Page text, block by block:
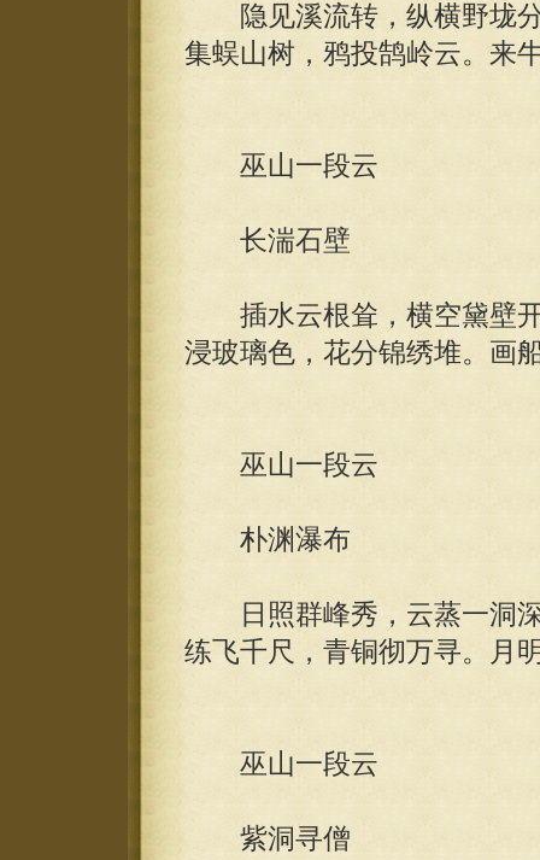
隐见溪流转，纵横野垅分
集蜈山树，鸦投鹄岭云。来
巫山一段云
长湍石壁
插水云根耸，横空黛壁开
浸玻璃色，花分锦绣堆。画
巫山一段云
朴渊瀑布
日照群峰秀，云蒸一洞深
练飞千尺，青铜彻万寻。月
巫山一段云
紫洞寻僧